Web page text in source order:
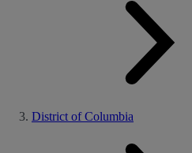
District of Columbia